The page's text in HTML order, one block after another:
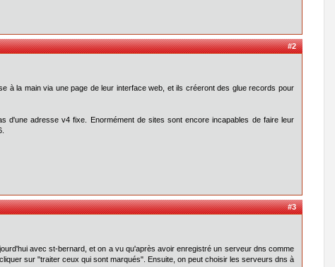
#2
à la main via une page de leur interface web, et ils créeront des glue records pour
adresse v4 fixe. Enormément de sites sont encore incapables de faire leur
#3
avec st-bernard, et on a vu qu'après avoir enregistré un serveur dns comme
sur "traiter ceux qui sont marqués". Ensuite, on peut choisir les serveurs dns à